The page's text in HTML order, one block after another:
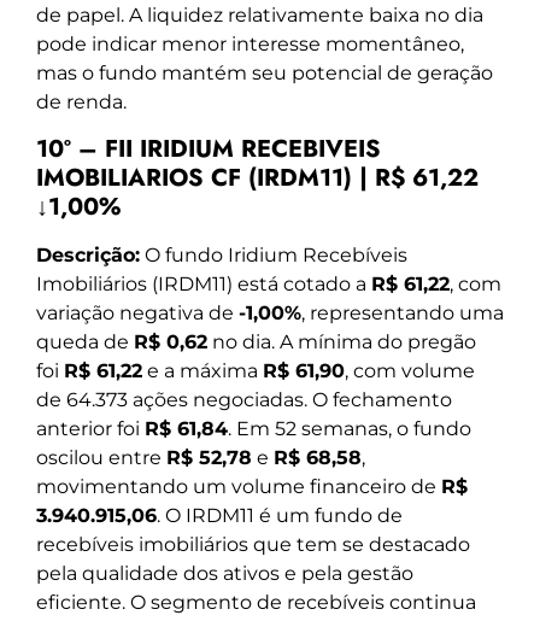
de papel. A liquidez relativamente baixa no dia
pode indicar menor interesse momentâneo,
mas o fundo mantém seu potencial de geração
de renda.
10º – FII IRIDIUM RECEBIVEIS
IMOBILIARIOS CF (IRDM11) | R$ 61,22
↓1,00%
Descrição: O fundo Iridium Recebíveis
Imobiliários (IRDM11) está cotado a R$ 61,22, com
variação negativa de -1,00%, representando uma
queda de R$ 0,62 no dia. A mínima do pregão
foi R$ 61,22 e a máxima R$ 61,90, com volume
de 64.373 ações negociadas. O fechamento
anterior foi R$ 61,84. Em 52 semanas, o fundo
oscilou entre R$ 52,78 e R$ 68,58,
movimentando um volume financeiro de R$
3.940.915,06. O IRDM11 é um fundo de
recebíveis imobiliários que tem se destacado
pela qualidade dos ativos e pela gestão
eficiente. O segmento de recebíveis continua